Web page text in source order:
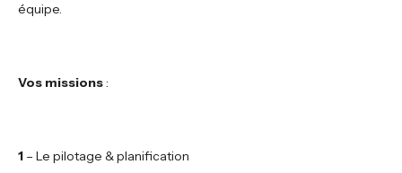
équipe.
Vos missions:
1 – Le pilotage & planification